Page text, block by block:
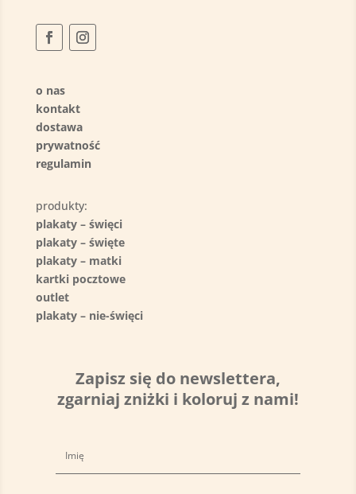
o nas
kontakt
dostawa
prywatność
regulamin
produkty:
plakaty – święci
plakaty – święte
plakaty – matki
kartki pocztowe
outlet
plakaty – nie-święci
Zapisz się do newslettera,
zgarniaj zniżki i koloruj z nami!